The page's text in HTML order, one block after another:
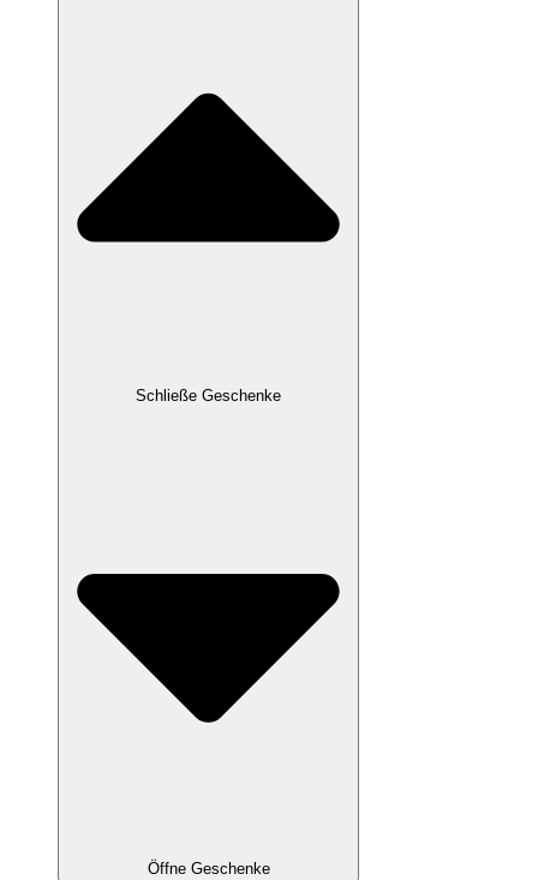
Schließe Geschenke
Öffne Geschenke